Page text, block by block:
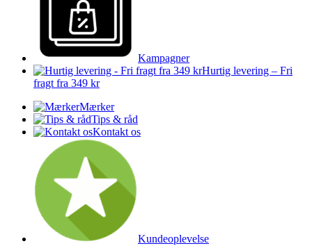
Kampagner
Hurtig levering – Fri
fragt fra 349 kr
Mærker
Tips & råd
Kontakt os
Kundeoplevelse